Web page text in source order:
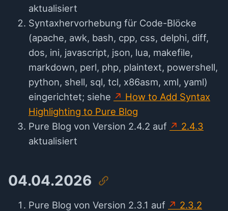
aktualisiert
Syntaxhervorhebung für Code-Blöcke
(apache, awk, bash, cpp, css, delphi, diff,
dos, ini, javascript, json, lua, makefile,
markdown, perl, php, plaintext, powershell,
python, shell, sql, tcl, x86asm, xml, yaml)
eingerichtet; siehe
How to Add Syntax
Highlighting to Pure Blog
Pure Blog von Version 2.4.2 auf
2.4.3
aktualisiert
04.04.2026
Pure Blog von Version 2.3.1 auf
2.3.2